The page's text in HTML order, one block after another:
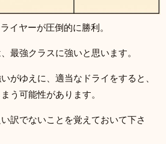
イヤーが圧倒的に勝利。
最強クラスに強いと思います。
がゆえに、適当なドライをすると、
う可能性があります。
訳でないことを覚えておいて下さ